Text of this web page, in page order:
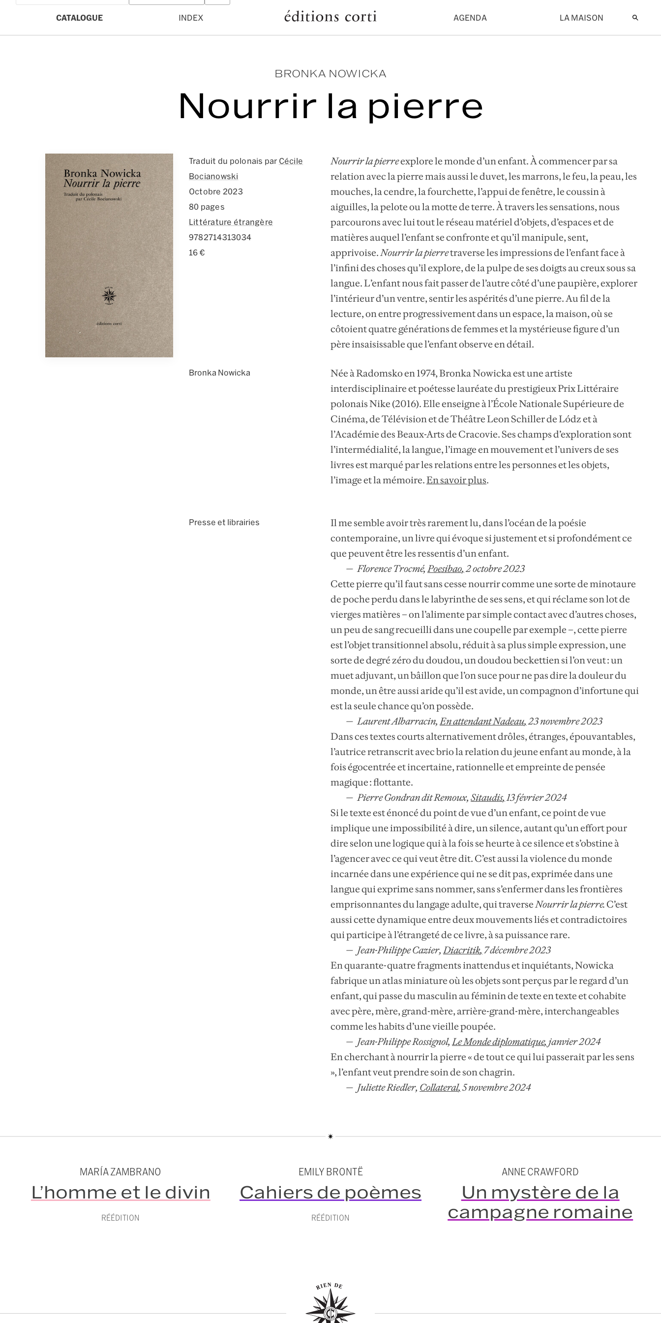
CATALOGUE INDEX AGENDA LA MAISON
BRONKA NOWICKA
Nourrir la pierre
Traduit du polonais par Cécile
Bocianowski
Octobre 2023
80 pages
Littérature étrangère
9782714313034
16 €
Nourrir la pierreexplore le monde d’un enfant. À commencer par sa
relation avec la pierre mais aussi le duvet, les marrons, le feu, la peau, les
mouches, la cendre, la fourchette, l’appui de fenêtre, le coussin à
aiguilles, la pelote ou la motte de terre. À travers les sensations, nous
parcourons avec lui tout le réseau matériel d’objets, d’espaces et de
matières auquel l’enfant se confronte et qu’il manipule, sent,
apprivoise.Nourrir la pierretraverse les impressions de l’enfant face à
l’infini des choses qu’il explore, de la pulpe de ses doigts au creux sous sa
langue. L’enfant nous fait passer de l’autre côté d’une paupière, explorer
l’intérieur d’un ventre, sentir les aspérités d’une pierre. Au fil de la
lecture, on entre progressivement dans un espace, la maison, où se
côtoient quatre générations de femmes et la mystérieuse figure d’un
père insaisissable que l’enfant observe en détail.
Bronka Nowicka
Née à Radomsko en 1974, Bronka Nowicka est une artiste
interdisciplinaire et poétesse lauréate du prestigieux Prix Littéraire
polonais Nike (2016). Elle enseigne à l’École Nationale Supérieure de
Cinéma, de Télévision et de Théâtre Leon Schiller de Lódz et à
l’Académie des Beaux-Arts de Cracovie. Ses champs d’exploration sont
l’intermédialité, la langue, l’image en mouvement et l’univers de ses
livres est marqué par les relations entre les personnes et les objets,
l’image et la mémoire.En savoir plus.
Presse et librairies
Il me semble avoir très rarement lu, dans l’océan de la poésie
contemporaine, un livre qui évoque si justement et si profondément ce
que peuvent être les ressentis d’un enfant.
Florence Trocmé,Poesibao,2 octobre 2023
Cette pierre qu’il faut sans cesse nourrir comme une sorte de minotaure
de poche perdu dans le labyrinthe de ses sens, et qui réclame son lot de
vierges matières – on l’alimente par simple contact avec d’autres choses,
un peu de sang recueilli dans une coupelle par exemple –, cette pierre
est l’objet transitionnel absolu, réduit à sa plus simple expression, une
sorte de degré zéro du doudou, un doudou beckettien si l’on veut : un
muet adjuvant, un bâillon que l’on suce pour ne pas dire la douleur du
monde, un être aussi aride qu’il est avide, un compagnon d’infortune qui
est la seule chance qu’on possède.
Laurent Albarracin,En attendant Nadeau,23 novembre 2023
Dans ces textes courts alternativement drôles, étranges, épouvantables,
l’autrice retranscrit avec brio la relation du jeune enfant au monde, à la
fois égocentrée et incertaine, rationnelle et empreinte de pensée
magique : flottante.
Pierre Gondran dit Remoux, Sitaudis,13 février 2024
Si le texte est énoncé du point de vue d’un enfant, ce point de vue
implique une impossibilité à dire, un silence, autant qu’un effort pour
dire selon une logique qui à la fois se heurte à ce silence et s’obstine à
l’agencer avec ce qui veut être dit. C’est aussi la violence du monde
incarnée dans une expérience qui ne se dit pas, exprimée dans une
langue qui exprime sans nommer, sans s’enfermer dans les frontières
emprisonnantes du langage adulte, qui traverseNourrir la pierre. C’est
aussi cette dynamique entre deux mouvements liés et contradictoires
qui participe à l’étrangeté de ce livre, à sa puissance rare.
Jean-Philippe Cazier,Diacritik, 7 décembre 2023
En quarante-quatre fragments inattendus et inquiétants, Nowicka
fabrique un atlas miniature où les objets sont perçus par le regard d’un
enfant, qui passe du masculin au féminin de texte en texte et cohabite
avec père, mère, grand-mère, arrière-grand-mère, interchangeables
comme les habits d’une vieille poupée.
Jean-Philippe Rossignol,Le Monde diplomatique, janvier 2024
En cherchant à nourrir la pierre « de tout ce qui lui passerait par les sens
», l’enfant veut prendre soin de son chagrin.
Juliette Riedler, Collateral, 5 novembre 2024
MARÍA ZAMBRANO
L’homme et le divin
RÉÉDITION
EMILY BRONTË
Cahiers de poèmes
RÉÉDITION
ANNE CRAWFORD
Un mystère de la
campagne romaine